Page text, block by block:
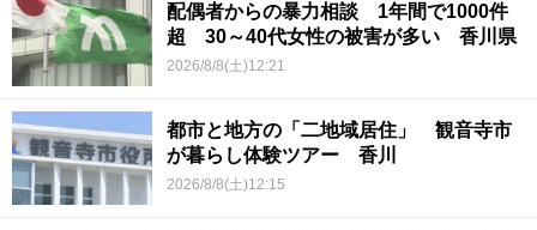
配偶者からの暴力相談 1年間で1000件
超 30～40代女性の被害が多い 香川県
2026/8/8(土)12:21
都市と地方の「二地域居住」 観音寺市
が暮らし体験ツアー 香川
2026/8/8(土)12:15